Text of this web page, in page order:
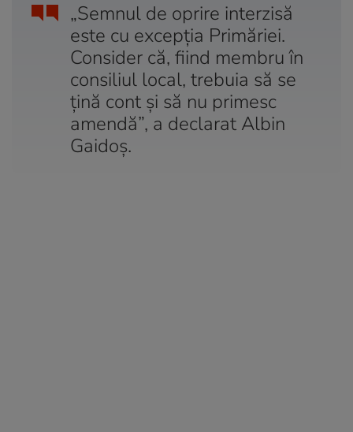
„Semnul de oprire interzisă
este cu excepţia Primăriei.
Consider că, fiind membru în
consiliul local, trebuia să se
ţină cont şi să nu primesc
amendă”, a declarat Albin
Gaidoş.